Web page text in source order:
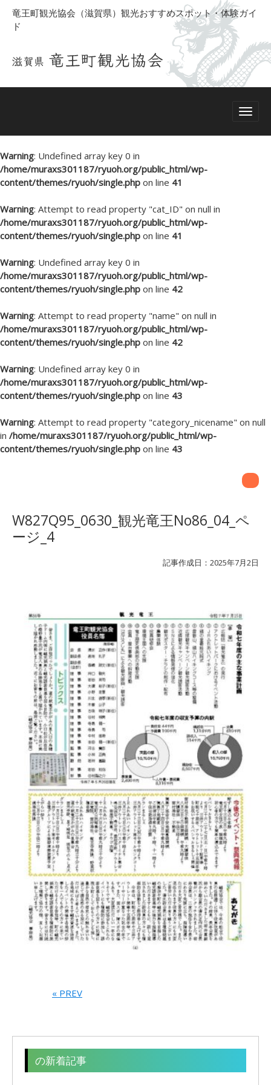
竜王町観光協会（滋賀県）観光おすすめスポット・体験ガイ
ド
Warning: Undefined array key 0 in
/home/muraxs301187/ryuoh.org/public_html/wp-
content/themes/ryuoh/single.php on line 41
Warning: Attempt to read property "cat_ID" on null in
/home/muraxs301187/ryuoh.org/public_html/wp-
content/themes/ryuoh/single.php on line 41
Warning: Undefined array key 0 in
/home/muraxs301187/ryuoh.org/public_html/wp-
content/themes/ryuoh/single.php on line 42
Warning: Attempt to read property "name" on null in
/home/muraxs301187/ryuoh.org/public_html/wp-
content/themes/ryuoh/single.php on line 42
Warning: Undefined array key 0 in
/home/muraxs301187/ryuoh.org/public_html/wp-
content/themes/ryuoh/single.php on line 43
Warning: Attempt to read property "category_nicename" on null
in /home/muraxs301187/ryuoh.org/public_html/wp-
content/themes/ryuoh/single.php on line 43
W827Q95_0630_観光竜王No86_04_ペ
ージ_4
記事作成日：2025年7月2日
« PREV
の新着記事